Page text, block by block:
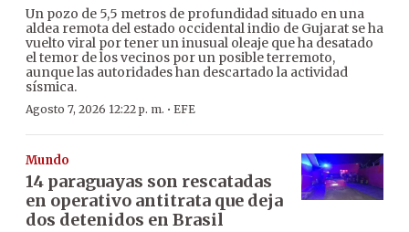
Un pozo de 5,5 metros de profundidad situado en una
aldea remota del estado occidental indio de Gujarat se ha
vuelto viral por tener un inusual oleaje que ha desatado
el temor de los vecinos por un posible terremoto,
aunque las autoridades han descartado la actividad
sísmica.
Agosto 7, 2026 12:22 p. m. · EFE
Mundo
14 paraguayas son rescatadas
en operativo antitrata que deja
dos detenidos en Brasil